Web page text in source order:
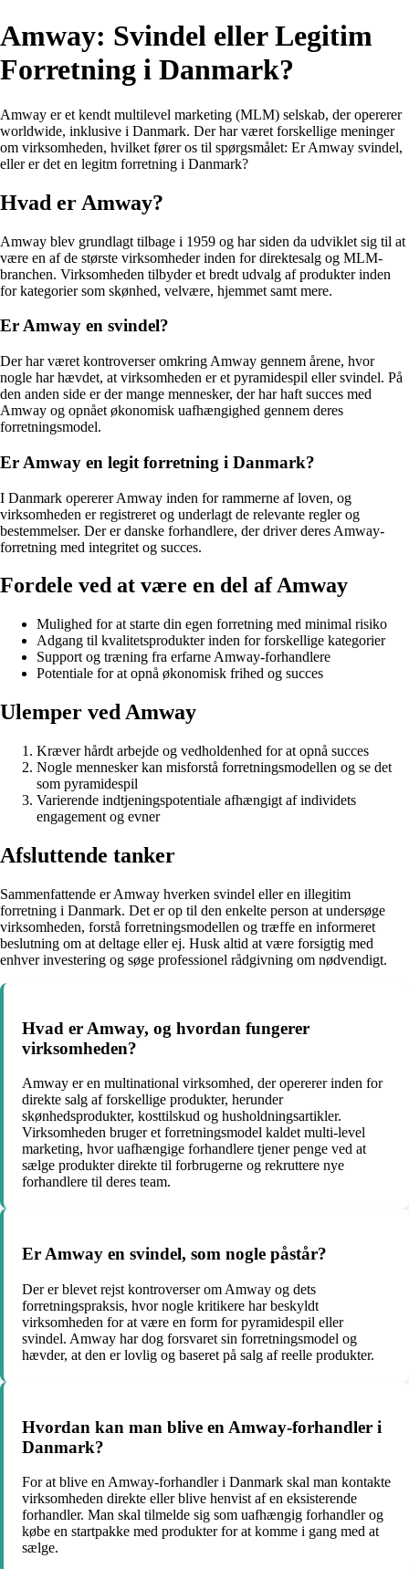
Amway: Svindel eller Legitim
Forretning i Danmark?
Amway er et kendt multilevel marketing (MLM) selskab, der opererer
worldwide, inklusive i Danmark. Der har været forskellige meninger
om virksomheden, hvilket fører os til spørgsmålet: Er Amway svindel,
eller er det en legitm forretning i Danmark?
Hvad er Amway?
Amway blev grundlagt tilbage i 1959 og har siden da udviklet sig til at
være en af de største virksomheder inden for direktesalg og MLM-
branchen. Virksomheden tilbyder et bredt udvalg af produkter inden
for kategorier som skønhed, velvære, hjemmet samt mere.
Er Amway en svindel?
Der har været kontroverser omkring Amway gennem årene, hvor
nogle har hævdet, at virksomheden er et pyramidespil eller svindel. På
den anden side er der mange mennesker, der har haft succes med
Amway og opnået økonomisk uafhængighed gennem deres
forretningsmodel.
Er Amway en legit forretning i Danmark?
I Danmark opererer Amway inden for rammerne af loven, og
virksomheden er registreret og underlagt de relevante regler og
bestemmelser. Der er danske forhandlere, der driver deres Amway-
forretning med integritet og succes.
Fordele ved at være en del af Amway
Mulighed for at starte din egen forretning med minimal risiko
Adgang til kvalitetsprodukter inden for forskellige kategorier
Support og træning fra erfarne Amway-forhandlere
Potentiale for at opnå økonomisk frihed og succes
Ulemper ved Amway
Kræver hårdt arbejde og vedholdenhed for at opnå succes
Nogle mennesker kan misforstå forretningsmodellen og se det
som pyramidespil
Varierende indtjeningspotentiale afhængigt af individets
engagement og evner
Afsluttende tanker
Sammenfattende er Amway hverken svindel eller en illegitim
forretning i Danmark. Det er op til den enkelte person at undersøge
virksomheden, forstå forretningsmodellen og træffe en informeret
beslutning om at deltage eller ej. Husk altid at være forsigtig med
enhver investering og søge professionel rådgivning om nødvendigt.
Hvad er Amway, og hvordan fungerer
virksomheden?
Amway er en multinational virksomhed, der opererer inden for
direkte salg af forskellige produkter, herunder
skønhedsprodukter, kosttilskud og husholdningsartikler.
Virksomheden bruger et forretningsmodel kaldet multi-level
marketing, hvor uafhængige forhandlere tjener penge ved at
sælge produkter direkte til forbrugerne og rekruttere nye
forhandlere til deres team.
Er Amway en svindel, som nogle påstår?
Der er blevet rejst kontroverser om Amway og dets
forretningspraksis, hvor nogle kritikere har beskyldt
virksomheden for at være en form for pyramidespil eller
svindel. Amway har dog forsvaret sin forretningsmodel og
hævder, at den er lovlig og baseret på salg af reelle produkter.
Hvordan kan man blive en Amway-forhandler i
Danmark?
For at blive en Amway-forhandler i Danmark skal man kontakte
virksomheden direkte eller blive henvist af en eksisterende
forhandler. Man skal tilmelde sig som uafhængig forhandler og
købe en startpakke med produkter for at komme i gang med at
sælge.